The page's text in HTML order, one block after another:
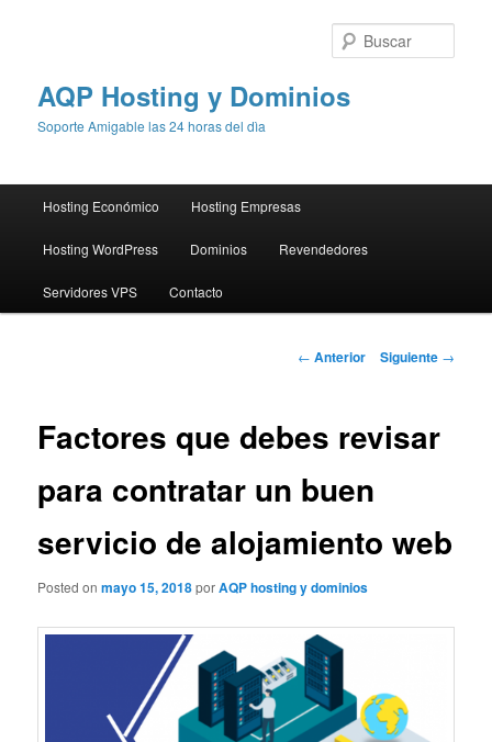
AQP Hosting y Dominios
Soporte Amigable las 24 horas del dìa
principal
Ir
al
contenido
Hosting Económico Hosting Empresas
Hosting WordPress Dominios Revendedores
Servidores VPS Contacto
Navegación
← Anterior Siguiente →
Factores que debes revisar
para contratar un buen
servicio de alojamiento web
Posted onmayo 15, 2018porAQP hosting y dominios